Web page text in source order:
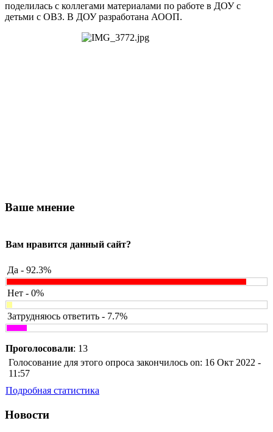
поделилась с коллегами материалами по работе в ДОУ с
детьми с ОВЗ. В ДОУ разработана АООП.
Ваше мнение
Вам нравится данный сайт?
Да - 92.3%
Нет - 0%
Затрудняюсь ответить - 7.7%
Проголосовали: 13
Голосование для этого опроса закончилось on: 16 Окт 2022 -
11:57
Подробная статистика
Новости